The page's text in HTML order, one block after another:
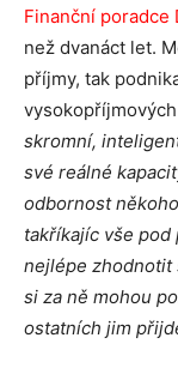
Finanční poradce
než dvanáct let.
příjmy, tak
skromní,
své reálné
odbornost
takříkajíc vše pod
nejlépe zhodnotit
si za ně mohou
ostatních jim